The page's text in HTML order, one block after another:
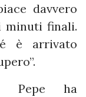
davvero
minuti finali.
è arrivato
Pepe ha